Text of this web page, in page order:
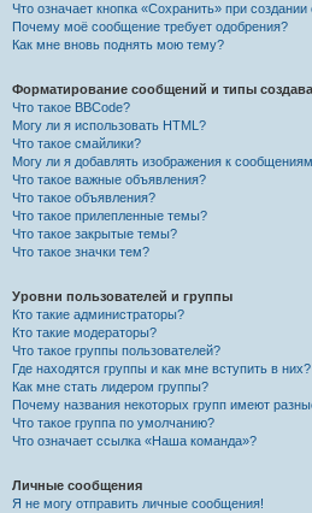
Что означает кнопка «Сохранить» при
Почему моё сообщение требует одобрения?
Как мне вновь поднять мою тему?
Форматирование сообщений и типы
Что такое BBCode?
Могу ли я использовать HTML?
Что такое смайлики?
Могу ли я добавлять изображения к
Что такое важные объявления?
Что такое объявления?
Что такое прилепленные темы?
Что такое закрытые темы?
Что такое значки тем?
Уровни пользователей и группы
Кто такие администраторы?
Кто такие модераторы?
Что такое группы пользователей?
Где находятся группы и как мне вступить в них?
Как мне стать лидером группы?
Почему названия некоторых групп имеют
Что такое группа по умолчанию?
Что означает ссылка «Наша команда»?
Личные сообщения
Я не могу отправить личные сообщения!